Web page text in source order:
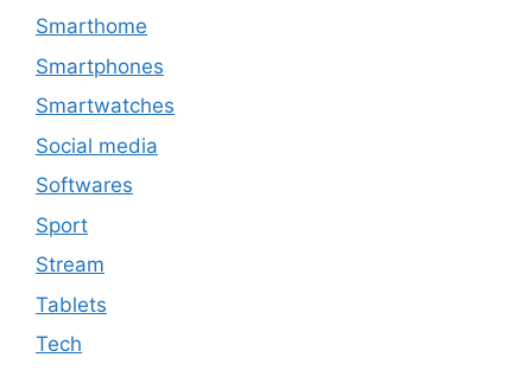
Smarthome
Smartphones
Smartwatches
Social media
Softwares
Sport
Stream
Tablets
Tech